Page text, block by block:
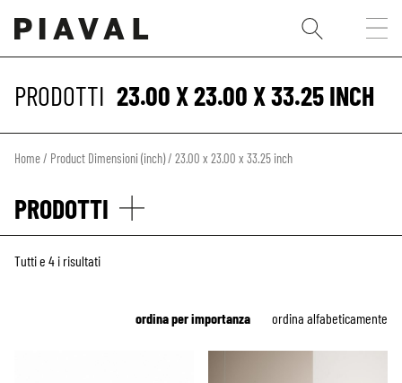
PRODOTTI 23.00 X 23.00 X 33.25 INCH
Home/ Product Dimensioni (inch) / 23.00 x 23.00 x 33.25 inch
PRODOTTI
Tutti e 4 i risultati
ordina alfabeticamente
ordina per importanza